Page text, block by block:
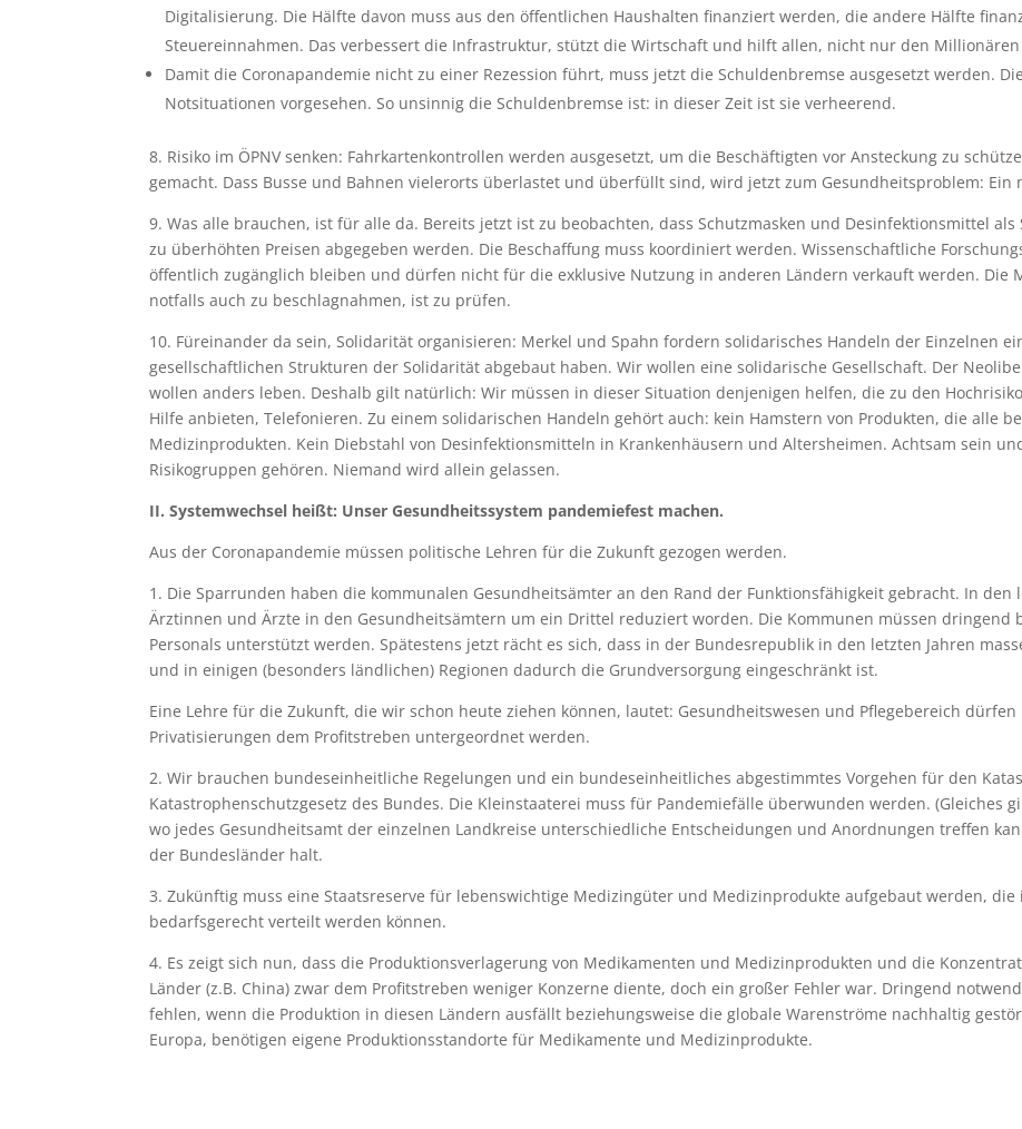
Digitalisierung. Die Hälfte davon muss aus den öffentlichen Haushalten finanziert werden, die andere Hälfte
Steuereinnahmen. Das verbessert die Infrastruktur, stützt die Wirtschaft und hilft allen, nicht nur den
Damit die Coronapandemie nicht zu einer Rezession führt, muss jetzt die Schuldenbremse ausgesetzt werden.
Notsituationen vorgesehen. So unsinnig die Schuldenbremse ist: in dieser Zeit ist sie verheerend.
8. Risiko im ÖPNV senken: Fahrkartenkontrollen werden ausgesetzt, um die Beschäftigten vor Ansteckung zu
gemacht. Dass Busse und Bahnen vielerorts überlastet und überfüllt sind, wird jetzt zum Gesundheitsproblem: Ein
9. Was alle brauchen, ist für alle da. Bereits jetzt ist zu beobachten, dass Schutzmasken und Desinfektionsmittel
zu überhöhten Preisen abgegeben werden. Die Beschaffung muss koordiniert werden. Wissenschaftliche
öffentlich zugänglich bleiben und dürfen nicht für die exklusive Nutzung in anderen Ländern verkauft werden. Die
notfalls auch zu beschlagnahmen, ist zu prüfen.
10. Füreinander da sein, Solidarität organisieren: Merkel und Spahn fordern solidarisches Handeln der Einzelnen
gesellschaftlichen Strukturen der Solidarität abgebaut haben. Wir wollen eine solidarische Gesellschaft. Der
wollen anders leben. Deshalb gilt natürlich: Wir müssen in dieser Situation denjenigen helfen, die zu den
Hilfe anbieten, Telefonieren. Zu einem solidarischen Handeln gehört auch: kein Hamstern von Produkten, die alle
Medizinprodukten. Kein Diebstahl von Desinfektionsmitteln in Krankenhäusern und Altersheimen. Achtsam sein
Risikogruppen gehören. Niemand wird allein gelassen.
II. Systemwechsel heißt: Unser Gesundheitssystem pandemiefest machen.
Aus der Coronapandemie müssen politische Lehren für die Zukunft gezogen werden.
1. Die Sparrunden haben die kommunalen Gesundheitsämter an den Rand der Funktionsfähigkeit gebracht. In den
Ärztinnen und Ärzte in den Gesundheitsämtern um ein Drittel reduziert worden. Die Kommunen müssen dringend
Personals unterstützt werden. Spätestens jetzt rächt es sich, dass in der Bundesrepublik in den letzten Jahren
und in einigen (besonders ländlichen) Regionen dadurch die Grundversorgung eingeschränkt ist.
Eine Lehre für die Zukunft, die wir schon heute ziehen können, lautet: Gesundheitswesen und Pflegebereich
Privatisierungen dem Profitstreben untergeordnet werden.
2. Wir brauchen bundeseinheitliche Regelungen und ein bundeseinheitliches abgestimmtes Vorgehen für den
Katastrophenschutzgesetz des Bundes. Die Kleinstaaterei muss für Pandemiefälle überwunden werden. (Gleiches
wo jedes Gesundheitsamt der einzelnen Landkreise unterschiedliche Entscheidungen und Anordnungen treffen
der Bundesländer halt.
3. Zukünftig muss eine Staatsreserve für lebenswichtige Medizingüter und Medizinprodukte aufgebaut werden,
bedarfsgerecht verteilt werden können.
4. Es zeigt sich nun, dass die Produktionsverlagerung von Medikamenten und Medizinprodukten und die
Länder (z.B. China) zwar dem Profitstreben weniger Konzerne diente, doch ein großer Fehler war. Dringend
fehlen, wenn die Produktion in diesen Ländern ausfällt beziehungsweise die globale Warenströme nachhaltig
Europa, benötigen eigene Produktionsstandorte für Medikamente und Medizinprodukte.